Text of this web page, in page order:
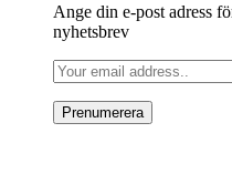
Ange din e-post adress
nyhetsbrev